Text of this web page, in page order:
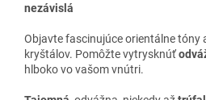
nezávislá
Objavte fascinujúce orientálne tóny
kryštálov. Pomôžte vytrysknúť
hlboko vo vašom vnútri.